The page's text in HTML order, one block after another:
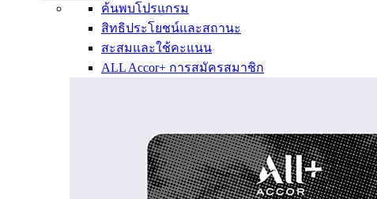
ค้นพบโปรแกรม
สิทธิประโยชน์และสถานะ
สะสมและใช้คะแนน
ALL Accor+ การสมัครสมาชิก